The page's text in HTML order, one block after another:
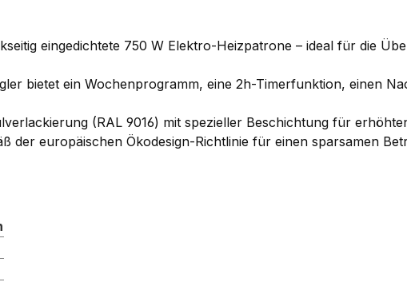
eingedichtete 750 W Elektro-Heizpatrone – ideal für die
bietet ein Wochenprogramm, eine 2h-Timerfunktion, einen
(RAL 9016) mit spezieller Beschichtung für
der europäischen Ökodesign-Richtlinie für einen sparsamen